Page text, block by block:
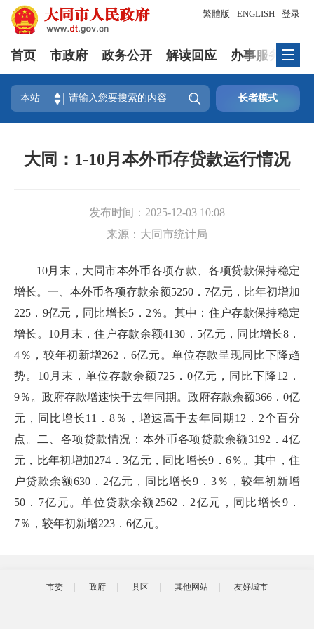
登录
繁體版 ENGLISH
首页 市政府 政务公开 解读回应 办事服务
本站  长者模式
大同：1-10月本外币存贷款运行情况
发布时间： 2025-12-03 10:08
来源： 大同市统计局
10月末，大同市本外币各项存款、各项贷款保持稳定
增长。一、本外币各项存款余额5250．7亿元，比年初增加
225．9亿元，同比增长5．2％。其中：住户存款保持稳定
增长。10月末，住户存款余额4130．5亿元，同比增长8．
4％，较年初新增262．6亿元。单位存款呈现同比下降趋
势。10月末，单位存款余额725．0亿元，同比下降12．
9％。政府存款增速快于去年同期。政府存款余额366．0亿
元，同比增长11．8％，增速高于去年同期12．2个百分
点。二、各项贷款情况：本外币各项贷款余额3192．4亿
元，比年初增加274．3亿元，同比增长9．6％。其中，住
户贷款余额630．2亿元，同比增长9．3％，较年初新增
50．7亿元。单位贷款余额2562．2亿元，同比增长9．
7％，较年初新增223．6亿元。
市委 政府 县区 其他网站 友好城市